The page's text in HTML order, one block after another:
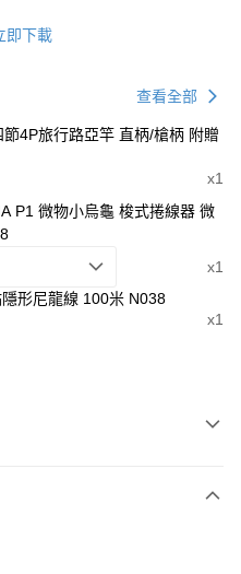
即下載
查看全部
x1
P1 微物小烏龜 梭式捲線器 微
x1
RONIN 暴雪 水藍斑點隱形尼龍線 100米 N038
x1